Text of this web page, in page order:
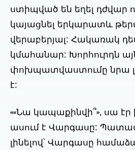
ստիպված են եղել դժվար
կայացնել երկարատև
վերաբերյալ: Հակառակ
կմահանար: Խորհուրդն
փոխպատվաստումը նրա
է:
««Նա կապաքինվի՞», սա էր
ասում է Վարգասը:
լինելով՝ Վարգասը